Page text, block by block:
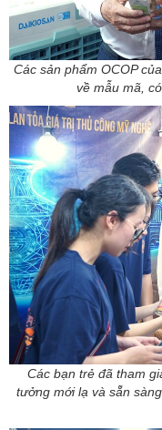
Các sản phẩm OCOP
về mẫu mã,
Các bạn trẻ đã tham
tưởng mới lạ và sẵn